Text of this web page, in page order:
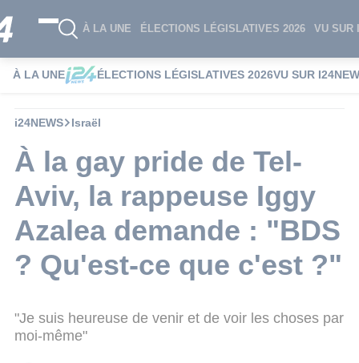
À LA UNE ÉLECTIONS LÉGISLATIVES 2026 VU SUR
À LA UNE ÉLECTIONS LÉGISLATIVES 2026VU SUR
i24NEWS Israël
À la gay pride de Tel-
Aviv, la rappeuse Iggy
Azalea demande : "BDS
? Qu'est-ce que c'est ?"
"Je suis heureuse de venir et de voir les choses par
moi-même"